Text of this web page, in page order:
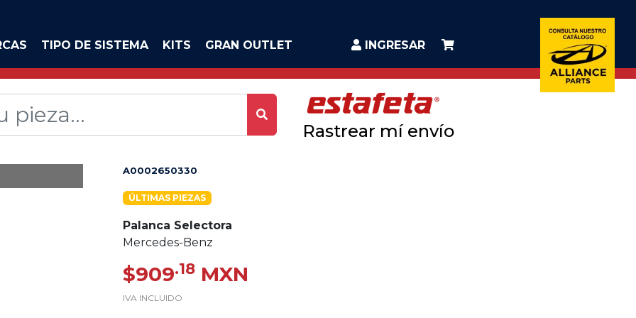
TIPO DE SISTEMA KITS GRAN OUTLET INGRESAR
Rastrear mí envío
A0002650330
ÚLTIMAS PIEZAS
Palanca Selectora
Mercedes-Benz
$909.18 MXN
IVA INCLUIDO